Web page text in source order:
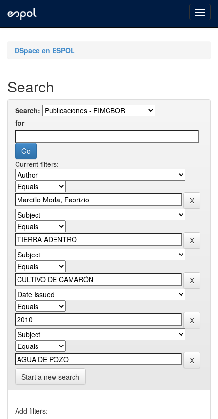
navigationDSpace en ESPOL
Search
Search:
for
Current filters:
Start a new search
Add filters: